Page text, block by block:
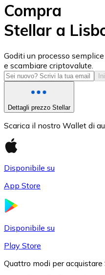
USD Coin
USDC
Compra
Stellar a
Goditi un processo
e scambiare criptovalute.
Dettagli prezzo Stellar
Scarica il nostro Wallet di
Disponibile su
App Store
Disponibile su
Play Store
Quattro modi per